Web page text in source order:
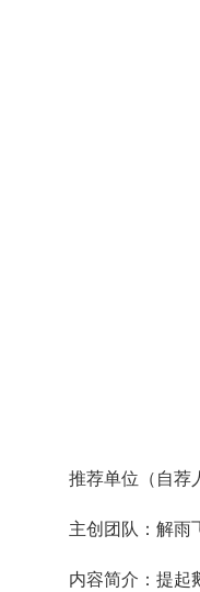
推荐单位（自荐
主创团队：解雨
内容简介：提起